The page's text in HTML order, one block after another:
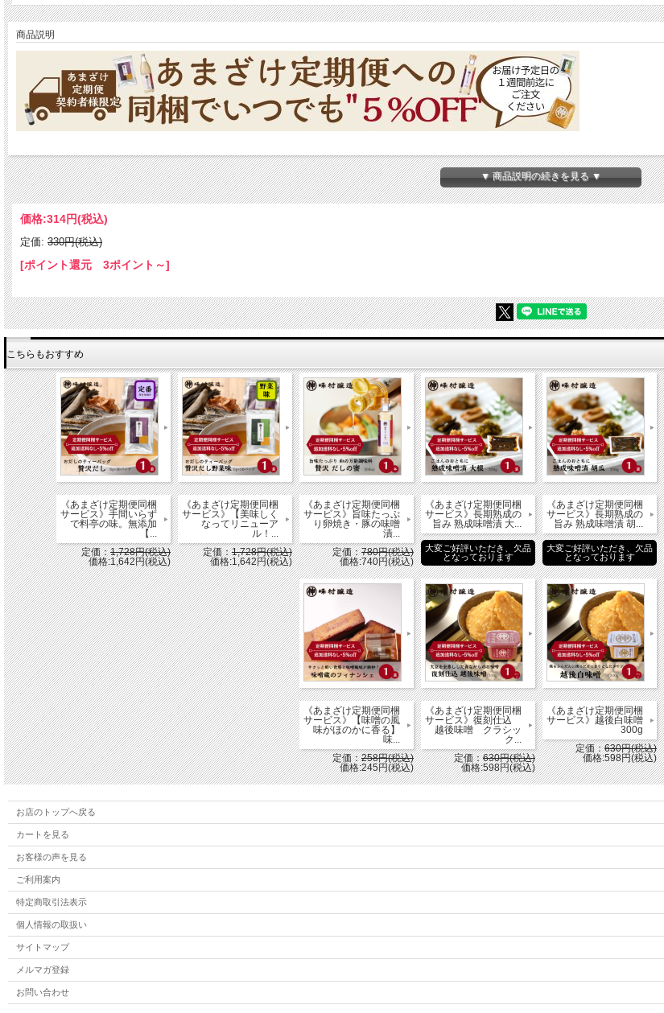
商品説明
こちらは「あまざけ定期便」契約者様限定のサービスです。
ご契約中の定期便のお届け予定日1週間前迄にご注文下さい。
次回定期便お届け時、商品を同梱いたします。
【商品特徴】
峰村醸造の味噌を使用した口どけも滑らかなバウムクーヘンになります。
【原材料名】
味噌、洋酒、食塩/ペーキングパウダー、乳化剤、香料、（一部に乳成分・卵・小麦・大豆を含む）
【内容量】
1ケ
【賞味期限】
製造日から60日
【保存方法】
直射日光、高温多湿を避けて保管してください。
【栄養成分表示】
１袋当たり 表示値は推定値
エネルギー 271kcal/たんぱく質 3.8ｇ/脂質 15.4ｇ/
炭水化物 29.2ｇ/食塩相当量 0.3ｇ
▼ 商品説明の続きを見る ▼
価格:314円(税込)
定価: 330円(税込)
[ポイント還元 3ポイント～]
こちらもおすすめ
《あまざけ定期便同梱
サービス》手間いらず
で料亭の味。無添加
【...
定価：1,728円(税込)
価格:1,642円(税込)
《あまざけ定期便同梱
サービス》【美味しく
なってリニューア
ル！...
定価：1,728円(税込)
価格:1,642円(税込)
《あまざけ定期便同梱
サービス》旨味たっぷ
り卵焼き・豚の味噌
漬...
定価：780円(税込)
価格:740円(税込)
《あまざけ定期便同梱
サービス》長期熟成の
旨み 熟成味噌漬 大...
大変ご好評いただき、欠品
となっております
《あまざけ定期便同梱
サービス》長期熟成の
旨み 熟成味噌漬 胡...
大変ご好評いただき、欠品
となっております
《あまざけ定期便同梱
サービス》【味噌の風
味がほのかに香る】
味...
定価：258円(税込)
価格:245円(税込)
《あまざけ定期便同梱
サービス》復刻仕込
越後味噌 クラシッ
ク...
定価：630円(税込)
価格:598円(税込)
《あまざけ定期便同梱
サービス》越後白味噌
300g
定価：630円(税込)
価格:598円(税込)
お店のトップへ戻る
カートを見る
お客様の声を見る
ご利用案内
特定商取引法表示
個人情報の取扱い
サイトマップ
メルマガ登録
お問い合わせ